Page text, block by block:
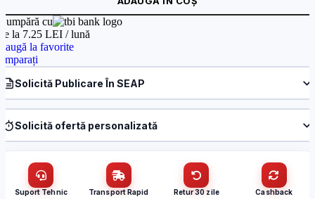
cu
la 7.25 LEI / lună
la favorite
Solicită Publicare În SEAP
Denumire firmă / instituție
CUI
Solicită ofertă personalizată
Nume / firmă
Suport Tehnic Transport Rapid Retur 30 zile Cashback